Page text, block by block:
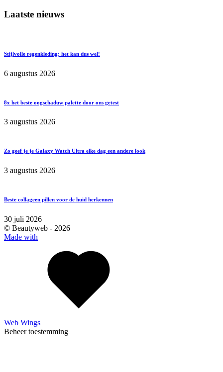
Laatste nieuws
Stijlvolle regenkleding; het kan dus wel!
6 augustus 2026
8x het beste oogschaduw palette door ons getest
3 augustus 2026
Zo geef je je Galaxy Watch Ultra elke dag een andere look
3 augustus 2026
Beste collageen pillen voor de huid herkennen
30 juli 2026
© Beautyweb - 2026
Made with
Web Wings
Beheer toestemming